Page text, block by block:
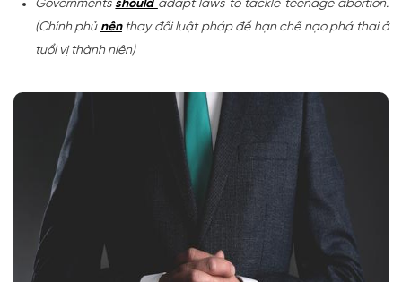
Governments should adapt laws to tackle teenage abortion.
(Chính phủ nênthay đổi luật pháp để hạn chế nạo phá thai ở
tuổi vị thành niên)